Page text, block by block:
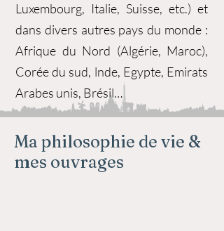
Luxembourg, Italie, Suisse, etc.) et
dans divers autres pays du monde :
Afrique du Nord (Algérie, Maroc),
Corée du sud, lnde, Egypte, Emirats
Arabes unis, Brésil…
Ma philosophie de vie &
mes ouvrages